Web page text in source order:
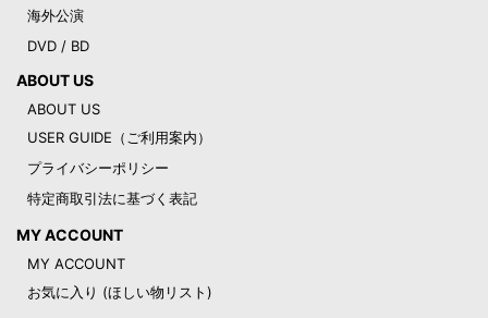
海外公演
DVD / BD
ABOUT US
ABOUT US
USER GUIDE（ご利用案内）
プライバシーポリシー
特定商取引法に基づく表記
MY ACCOUNT
MY ACCOUNT
お気に入り (ほしい物リスト)